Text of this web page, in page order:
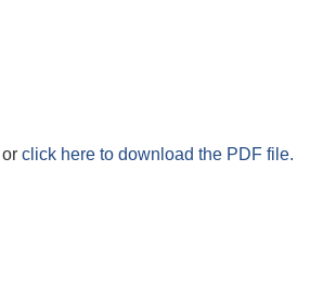
or click here to download the PDF file.